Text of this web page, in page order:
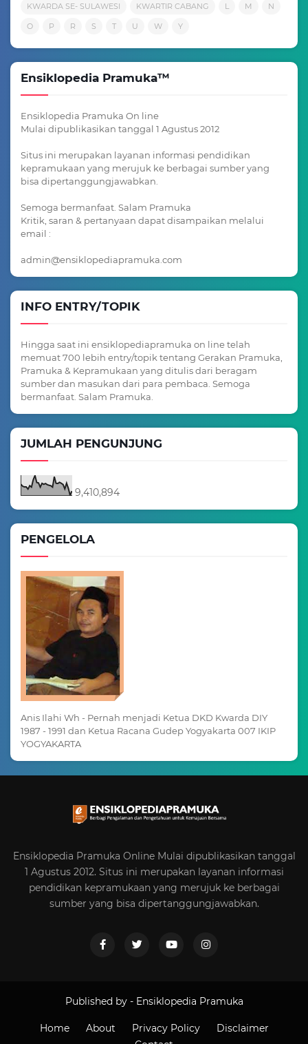
KWARDA SE- SULAWESI KWARTIR CABANG L M N
O P R S T U W Y
Ensiklopedia Pramuka™
Ensiklopedia Pramuka On line
Mulai dipublikasikan tanggal 1 Agustus 2012
Situs ini merupakan layanan informasi pendidikan
kepramukaan yang merujuk ke berbagai sumber yang
bisa dipertanggungjawabkan.
Semoga bermanfaat. Salam Pramuka
Kritik, saran & pertanyaan dapat disampaikan melalui
email :
admin@ensiklopediapramuka.com
INFO ENTRY/TOPIK
Hingga saat ini ensiklopediapramuka on line telah
memuat 700 lebih entry/topik tentang Gerakan Pramuka,
Pramuka & Kepramukaan yang ditulis dari beragam
sumber dan masukan dari para pembaca. Semoga
bermanfaat. Salam Pramuka.
JUMLAH PENGUNJUNG
9,410,894
PENGELOLA
Anis Ilahi Wh - Pernah menjadi Ketua DKD Kwarda DIY
1987 - 1991 dan Ketua Racana Gudep Yogyakarta 007 IKIP
YOGYAKARTA
Ensiklopedia Pramuka Online Mulai dipublikasikan tanggal
1 Agustus 2012. Situs ini merupakan layanan informasi
pendidikan kepramukaan yang merujuk ke berbagai
sumber yang bisa dipertanggungjawabkan.
Published by - Ensiklopedia Pramuka
Home About Privacy Policy
Disclaimer